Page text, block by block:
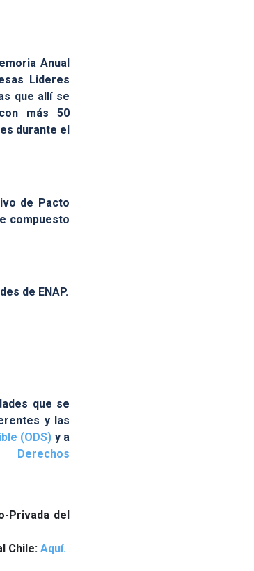
Anual
Lideres
que allí se
más 50
durante el
de Pacto
compuesto
de ENAP.
que se
y las
(ODS) y a
Derechos
Privada del
Chile: Aquí.